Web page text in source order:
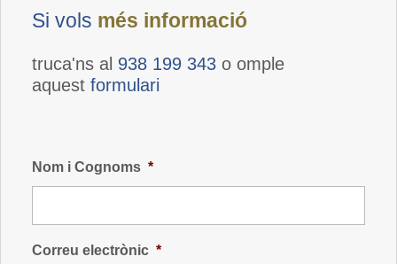
Si vols més informació
truca'ns al 938 199 343 o omple
aquest formulari
Nom i Cognoms *
Correu electrònic *